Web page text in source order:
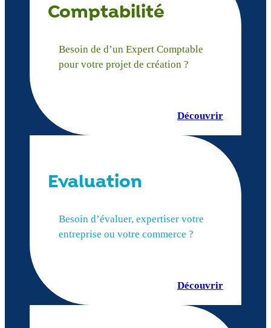
Comptabilité
Besoin de d’un Expert Comptable
pour votre projet de création ?
Découvrir
Evaluation
Besoin d’évaluer, expertiser votre
entreprise ou votre commerce ?
Découvrir